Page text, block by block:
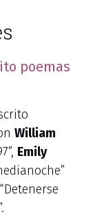
poemas
William
Emily